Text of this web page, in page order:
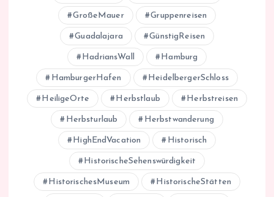
GroßeMauer Gruppenreisen
Guadalajara GünstigReisen
HadriansWall Hamburg
HamburgerHafen HeidelbergerSchloss
HeiligeOrte Herbstlaub Herbstreisen
Herbsturlaub Herbstwanderung
HighEndVacation Historisch
HistorischeSehenswürdigkeit
HistorischesMuseum HistorischeStätten